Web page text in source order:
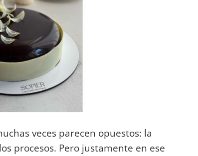
veces parecen opuestos: la
procesos. Pero justamente en ese